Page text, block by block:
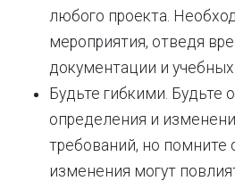
любого проекта.
мероприятия, отведя
документации и
Будьте гибкими. Будьте
определения и
требований, но помните
изменения могут